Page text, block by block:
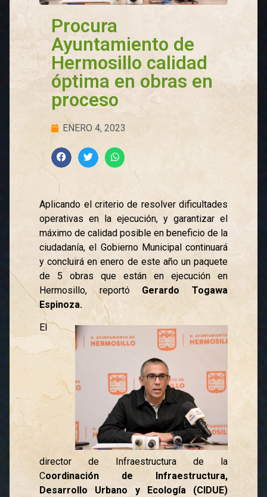
Procura
Ayuntamiento de
Hermosillo calidad
óptima en obras en
proceso
ENERO 4, 2023
Aplicando el criterio de resolver dificultades
operativas en la ejecución, y garantizar el
máximo de calidad posible en beneficio de la
ciudadanía, el Gobierno Municipal continuará
y concluirá en enero de este año un paquete
de 5 obras que están en ejecución en
Hermosillo, reportó Gerardo Togawa
Espinoza.
El
director de Infraestructura de la
Coordinación de Infraestructura,
Desarrollo Urbano y Ecología (CIDUE)